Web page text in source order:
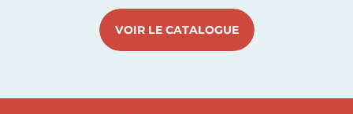
VOIR LE CATALOGUE